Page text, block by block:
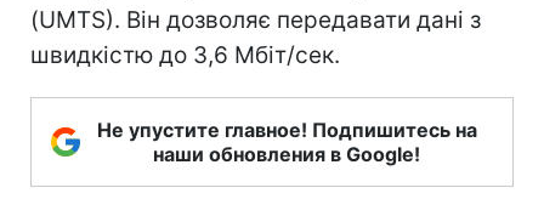
(UMTS). Він дозволяє передавати дані з
швидкістю до 3,6 Мбіт/сек.
Не упустите главное! Подпишитесь на
наши обновления в Google!